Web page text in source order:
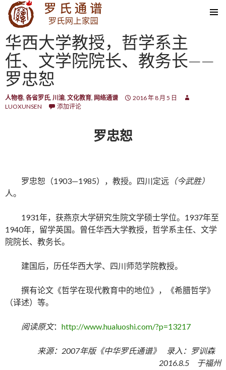
SKIP TO CONTENT
华西大学教授，哲学系主
任、文学院院长、教务长——
罗忠恕
人物卷, 各省罗氏, 川渝, 文化教育, 网络通谱
2016 年 8 月 5 日
LUOXUNSEN
添加评论
罗忠恕
罗忠恕（1903—1985），教授。四川定远 （今武胜）
人。
1931年，获燕京大学研究生院文学硕士学位。1937年至
1940年，留学英国。曾任华西大学教授，哲学系主任、文学
院院长、教务长。
建国后，历任华西大学、四川师范学院教授。
撰有论文《哲学在现代教育中的地位》，《希腊哲学》
（译述）等。
阅读原文： http://www.hualuoshi.com/?p=13217
来源：2007年版《中华罗氏通谱》 录入：罗训森
2016.8.5 于福州